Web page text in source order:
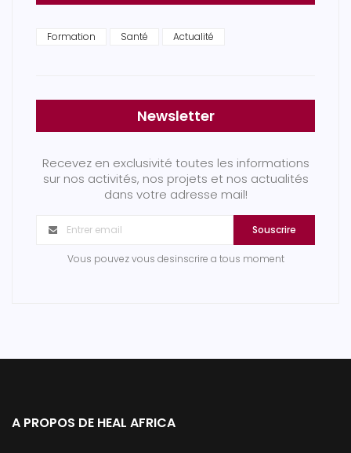
Formation Santé Actualité
Newsletter
Recevez en exclusivité toutes les informations
sur nos activités, nos projets et nos actualités
dans votre adresse mail!
Souscrire
Vous pouvez vous desinscrire a tous moment
A PROPOS DE HEAL AFRICA